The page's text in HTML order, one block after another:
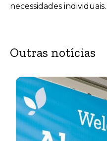
necessidades individuais.
Outras notícias